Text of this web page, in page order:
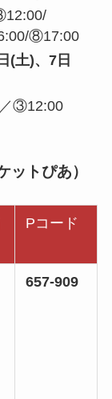
⑧17:00
(土)、7日
③12:00
トぴあ）
Pコード
657-909